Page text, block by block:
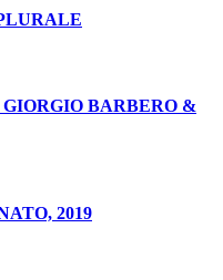
BARBERO &
2019